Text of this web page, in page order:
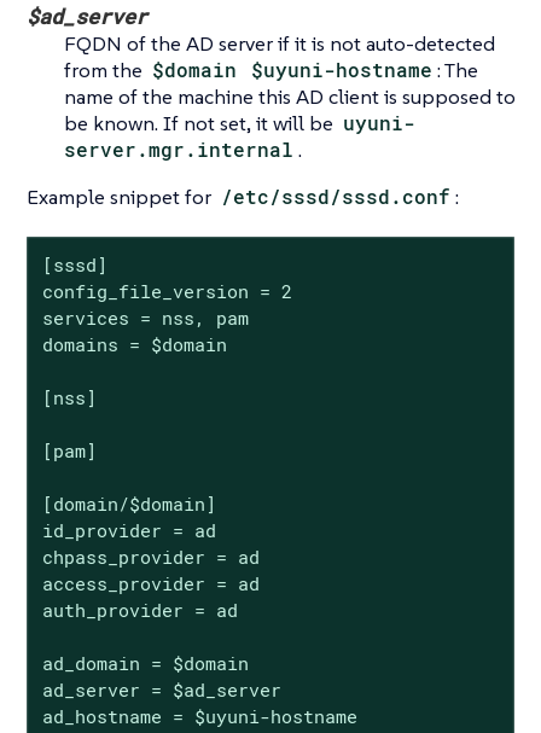
$ad_server
FQDN of the AD server if it is not auto-detected
from the $domain $uyuni-hostname : The
name of the machine this AD client is supposed to
be known. If not set, it will be uyuni-
server.mgr.internal .
Example snippet for /etc/sssd/sssd.conf :
[sssd]
config_file_version = 2
services = nss, pam
domains = $domain
[nss]
[pam]
[domain/$domain]
id_provider = ad
chpass_provider = ad
access_provider = ad
auth_provider = ad
ad_domain = $domain
ad_server = $ad_server
ad_hostname = $uyuni-hostname